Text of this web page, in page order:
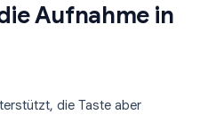
Aufnahme in
die Taste aber